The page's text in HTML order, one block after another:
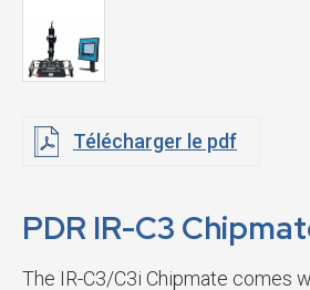
Télécharger le pdf
PDR IR-C3
The IR-C3/C3i Chipmate comes